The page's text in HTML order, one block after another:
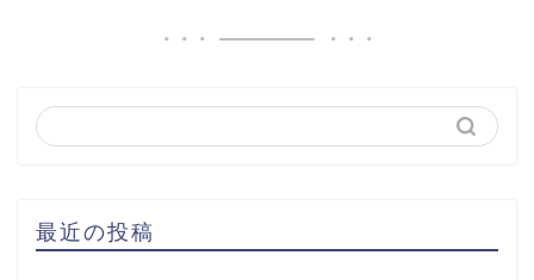
最近の投稿